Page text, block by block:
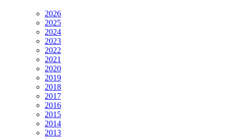
2026
2025
2024
2023
2022
2021
2020
2019
2018
2017
2016
2015
2014
2013